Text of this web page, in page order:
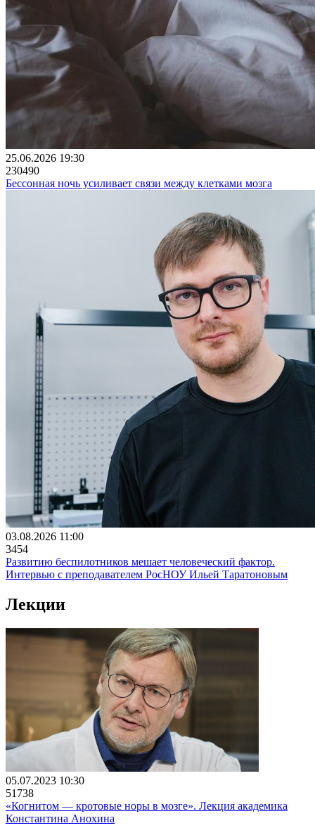
25.06.2026 19:30
230490
Бессонная ночь усиливает связи между клетками мозга
03.08.2026 11:00
3454
Развитию беспилотников мешает человеческий фактор.
Интервью с преподавателем РосНОУ Ильей Таратоновым
Лекции
05.07.2023 10:30
51738
«Когнитом ― кротовые норы в мозге». Лекция академика
Константина Анохина